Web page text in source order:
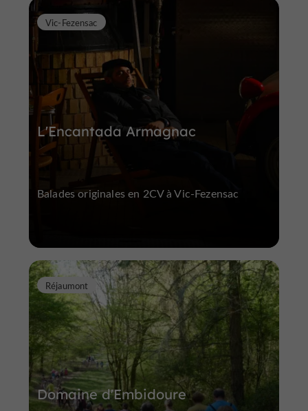
L'Encantada Armagnac
Vic-Fezensac
Balades originales en 2CV à Vic-Fezensac
Domaine d'Embidoure
Réjaumont